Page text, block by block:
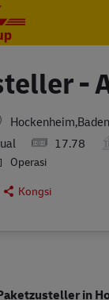
-
17.78
Operasi
Kongsi
in